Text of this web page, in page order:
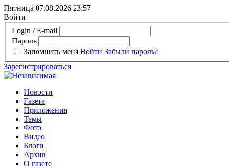
Пятница 07.08.2026 23:57
Войти
Login / E-mail
Пароль
Запомнить меня Войти Забыли пароль?
Зарегистрироваться
Новости
Газета
Приложения
Темы
Фото
Видео
Блоги
Архив
О газете